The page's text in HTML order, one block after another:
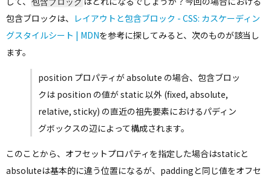
包含ブロックは、
レイアウトと包含ブロック - CSS: カスケーディン
グスタイルシート | MDNを参考に探してみると、次のものが該当し
ます。
position プロパティが absolute の場合、包含ブロッ
クは position の値が static 以外 (fixed, absolute,
relative, sticky) の直近の祖先要素におけるパディン
グボックスの辺によって構成されます。
このことから、オフセットプロパティを指定した場合はstaticと
absoluteは基本的に違う位置になるが、paddingと同じ値をオフセ